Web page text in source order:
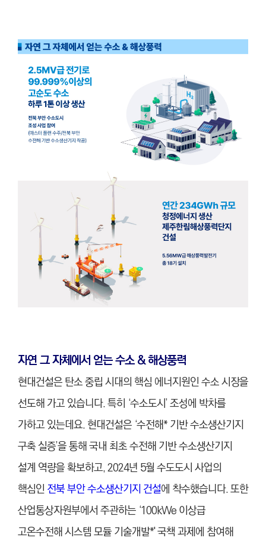
자연 그 자체에서 얻는 수소 & 해상풍력
현대건설은 탄소 중립 시대의 핵심 에너지원인 수소 시장을
선도해 가고 있습니다. 특히 ‘수소도시’ 조성에 박차를
가하고 있는데요. 현대건설은 ‘수전해* 기반 수소생산기지
구축 실증’을 통해 국내 최초 수전해 기반 수소생산기지
설계 역량을 확보하고, 2024년 5월 수도도시 사업의
핵심인전북 부안 수소생산기지 건설에 착수했습니다. 또한
산업통상자원부에서 주관하는 ‘100kWe 이상급
고온수전해 시스템 모듈 기술개발*' 국책 과제에 참여해